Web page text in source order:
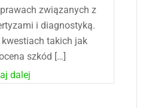
związanych z
i diagnostyką.
takich jak
szkód […]
dalej